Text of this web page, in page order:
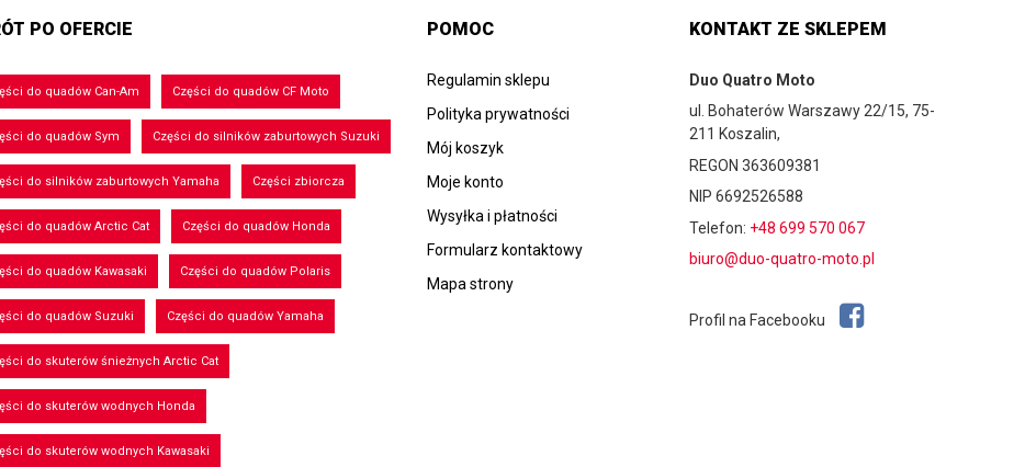
PO OFERCIE
do quadów Can-Am Części do quadów CF Moto
do quadów Sym Części do silników zaburtowych Suzuki
do silników zaburtowych Yamaha Części zbiorcza
do quadów Arctic Cat Części do quadów Honda
do quadów Kawasaki Części do quadów Polaris
do quadów Suzuki Części do quadów Yamaha
do skuterów śnieżnych Arctic Cat
do skuterów wodnych Honda
do skuterów wodnych Kawasaki
POMOC
Regulamin sklepu
Polityka prywatności
Mój koszyk
Moje konto
Wysyłka i płatności
Formularz kontaktowy
Mapa strony
KONTAKT ZE SKLEPEM
Duo Quatro Moto
ul. Bohaterów Warszawy 22/15, 75-
211 Koszalin,
REGON 363609381
NIP 6692526588
Telefon: +48 699 570 067
biuro@duo-quatro-moto.pl
Profil na Facebooku